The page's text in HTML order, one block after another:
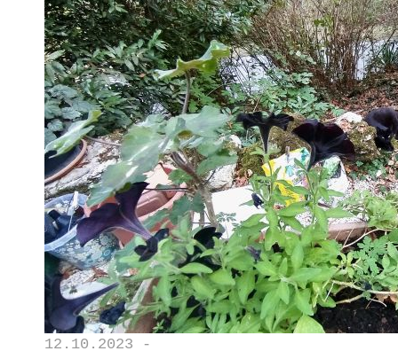
12.10.2023 -